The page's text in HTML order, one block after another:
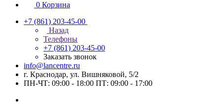
0 Корзина
+7 (861) 203-45-00
Назад
Телефоны
+7 (861) 203-45-00
Заказать звонок
info@lancentre.ru
г. Краснодар, ул. Вишняковой, 5/2
ПН-ЧТ: 09:00 - 18:00 ПТ: 09:00 - 17:00